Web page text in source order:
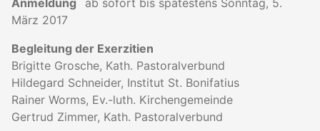
März 2017
Begleitung der Exerzitien
Brigitte Grosche, Kath. Pastoralverbund
Hildegard Schneider, Institut St. Bonifatius
Rainer Worms, Ev.-luth. Kirchengemeinde
Gertrud Zimmer, Kath. Pastoralverbund